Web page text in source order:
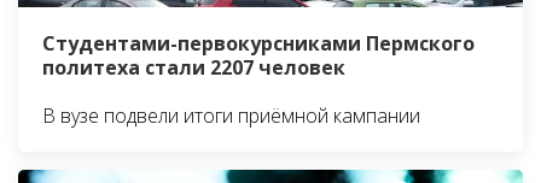
Студентами-первокурсниками Пермского
политеха стали 2207 человек
В вузе подвели итоги приёмной кампании